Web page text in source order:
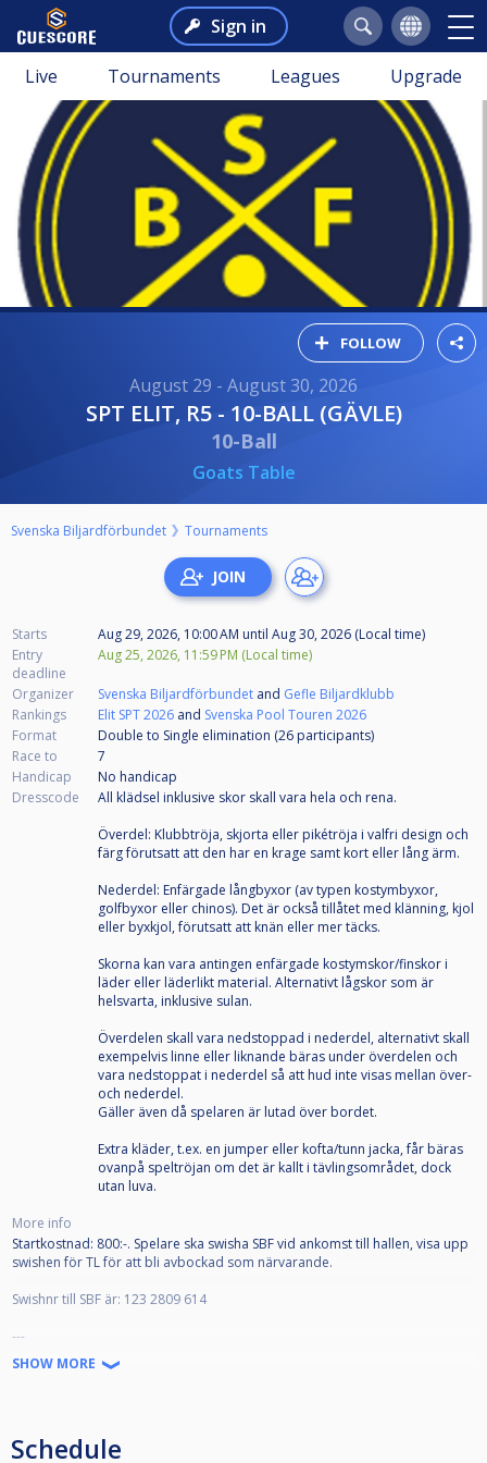
Sign in
Live Tournaments Leagues Upgrade
FOLLOW
August 29 - August 30, 2026
SPT ELIT, R5 - 10-BALL (GÄVLE)
10-Ball
Goats Table
Svenska Biljardförbundet Tournaments
Starts Aug 29, 2026, 10:00 AM until Aug 30, 2026 (Local time)
Entry
deadline
Aug 25, 2026, 11:59 PM (Local time)
Organizer Svenska Biljardförbundet and Gefle Biljardklubb
Rankings
Elit SPT 2026 and Svenska Pool Touren 2026
Format
Double to Single elimination (26 participants)
Race to
7
Handicap
No handicap
Dresscode
All klädsel inklusive skor skall vara hela och rena.
Överdel: Klubbtröja, skjorta eller pikétröja i valfri design och
färg förutsatt att den har en krage samt kort eller lång ärm.
Nederdel: Enfärgade långbyxor (av typen kostymbyxor,
golfbyxor eller chinos). Det är också tillåtet med klänning, kjol
eller byxkjol, förutsatt att knän eller mer täcks.
Skorna kan vara antingen enfärgade kostymskor/finskor i
läder eller läderlikt material. Alternativt lågskor som är
helsvarta, inklusive sulan.
Överdelen skall vara nedstoppad i nederdel, alternativt skall
exempelvis linne eller liknande bäras under överdelen och
vara nedstoppat i nederdel så att hud inte visas mellan över-
och nederdel.
Gäller även då spelaren är lutad över bordet.
Extra kläder, t.ex. en jumper eller kofta/tunn jacka, får bäras
ovanpå speltröjan om det är kallt i tävlingsområdet, dock
utan luva.
More info
Startkostnad: 800:-. Spelare ska swisha SBF vid ankomst till hallen, visa upp
swishen för TL för att bli avbockad som närvarande.
Swishnr till SBF är: 123 2809 614
---
Denna tävling ingår i Svenska Pooltouren 2026 och lyder under de
Biljardförbundet
SHOW MORE
Schedule